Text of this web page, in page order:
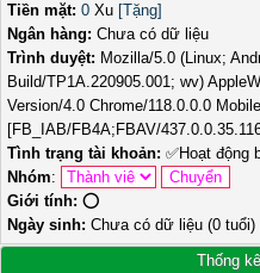
Tiền mặt: 0 Xu [Tặng]
Ngân hàng: Chưa có dữ liệu
Trình duyệt: Mozilla/5.0 (Linux;
Build/TP1A.220905.001; wv)
Version/4.0 Chrome/118.0.0.0
[FB_IAB/FB4A;FBAV/
Tình trạng tài khoản: ✅Hoạt động
Nhóm:
Giới tính: ⭕️
Ngày sinh: Chưa có dữ liệu (0 tuổi)
Thống